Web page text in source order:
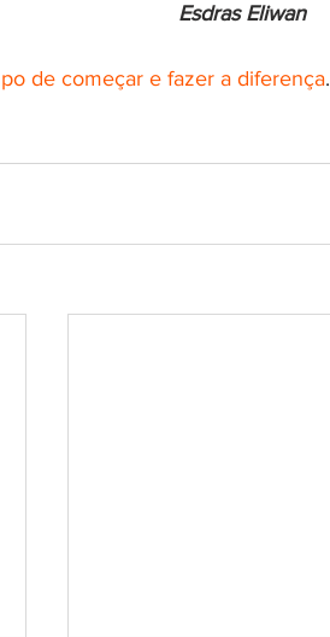
Esdras Eliwan
de começar e fazer a diferença.